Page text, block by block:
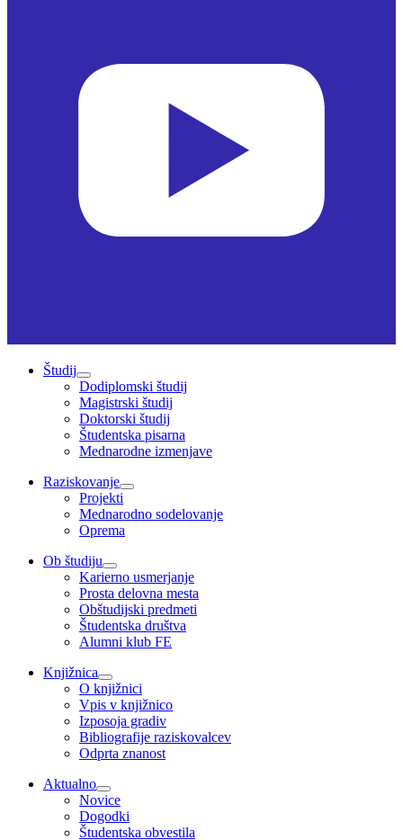
Študij
Dodiplomski študij
Magistrski študij
Doktorski študij
Študentska pisarna
Mednarodne izmenjave
Raziskovanje
Projekti
Mednarodno sodelovanje
Oprema
Ob študiju
Karierno usmerjanje
Prosta delovna mesta
Obštudijski predmeti
Študentska društva
Alumni klub FE
Knjižnica
O knjižnici
Vpis v knjižnico
Izposoja gradiv
Bibliografije raziskovalcev
Odprta znanost
Aktualno
Novice
Dogodki
Študentska obvestila